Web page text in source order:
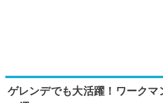
ゲレンデでも大活躍！ワークマ